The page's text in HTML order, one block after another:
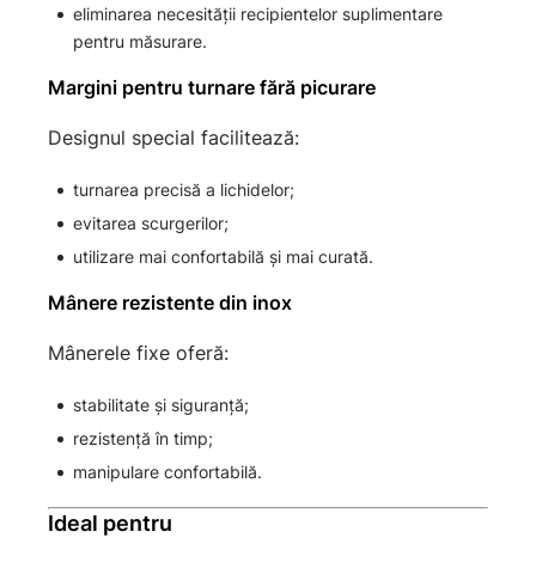
eliminarea necesității recipientelor suplimentare
pentru măsurare.
Margini pentru turnare fără picurare
Designul special facilitează:
turnarea precisă a lichidelor;
evitarea scurgerilor;
utilizare mai confortabilă și mai curată.
Mânere rezistente din inox
Mânerele fixe oferă:
stabilitate și siguranță;
rezistență în timp;
manipulare confortabilă.
Ideal pentru